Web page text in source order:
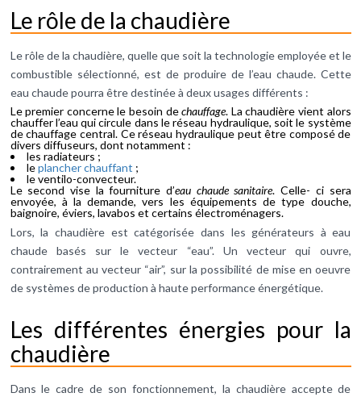
Le rôle de la chaudière
Le rôle de la chaudière, quelle que soit la technologie employée et le
combustible sélectionné, est de produire de l’eau chaude. Cette
eau chaude pourra être destinée à deux usages différents :
Le premier concerne le besoin dechauffage. La chaudière vient alors
chauffer l’eau qui circule dans le réseau hydraulique, soit le système
de chauffage central. Ce réseau hydraulique peut être composé de
divers diffuseurs, dont notamment :
les radiateurs ;
leplancher chauffant ;
le ventilo-convecteur.
Le second vise la fourniture d’eau chaude sanitaire. Celle- ci sera
envoyée, à la demande, vers les équipements de type douche,
baignoire, éviers, lavabos et certains électroménagers.
Lors, la chaudière est catégorisée dans les générateurs à eau
chaude basés sur le vecteur “eau”. Un vecteur qui ouvre,
contrairement au vecteur “air”, sur la possibilité de mise en oeuvre
de systèmes de production à haute performance énergétique.
Les différentes énergies pour la
chaudière
Dans le cadre de son fonctionnement, la chaudière accepte de